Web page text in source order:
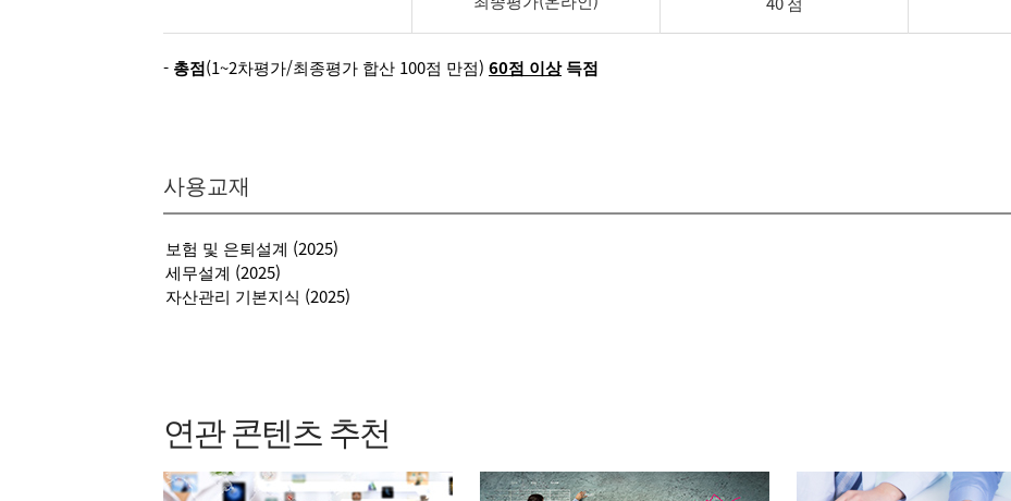
- 총점(1~2차평가/최종평가 합산 100점 만점) 60점 이상득점
사용교재
보험 및 은퇴설계 (2025)
세무설계 (2025)
자산관리 기본지식 (2025)
연관 콘텐츠 추천